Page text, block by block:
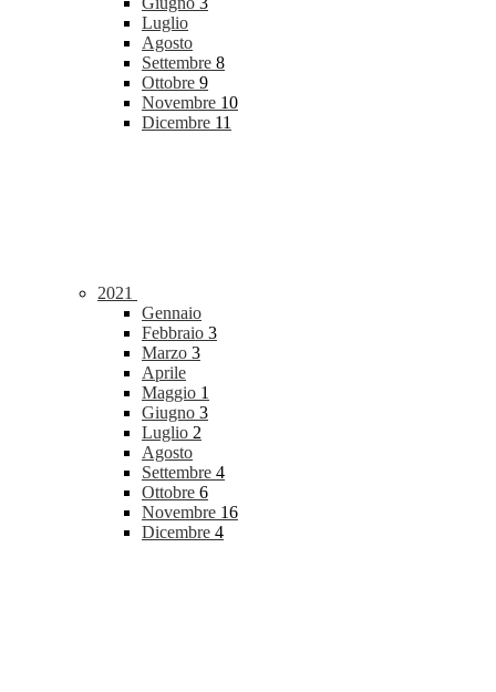
Luglio
Agosto
Settembre 8
Ottobre 9
Novembre 10
Dicembre 11
2021
Gennaio
Febbraio 3
Marzo 3
Aprile
Maggio 1
Giugno 3
Luglio 2
Agosto
Settembre 4
Ottobre 6
Novembre 16
Dicembre 4